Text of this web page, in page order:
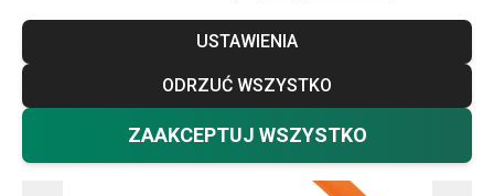
USTAWIENIA
ODRZUĆ WSZYSTKO
ZAAKCEPTUJ WSZYSTKO